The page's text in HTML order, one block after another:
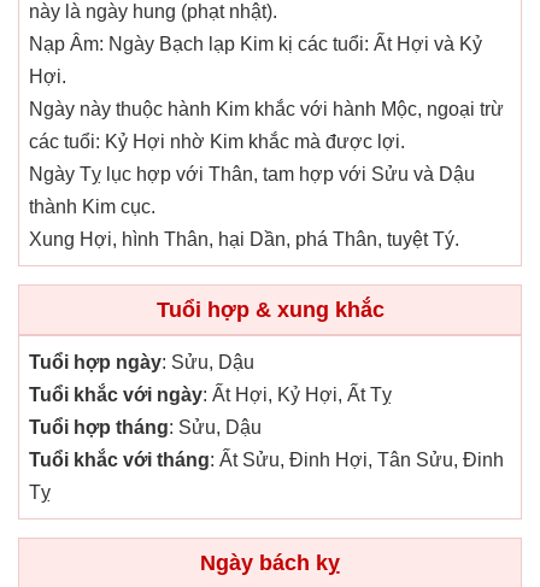
này là ngày hung (phạt nhật).
Nạp Âm: Ngày Bạch lạp Kim kị các tuổi: Ất Hợi và Kỷ
Hợi.
Ngày này thuộc hành Kim khắc với hành Mộc, ngoại trừ
các tuổi: Kỷ Hợi nhờ Kim khắc mà được lợi.
Ngày Tỵ lục hợp với Thân, tam hợp với Sửu và Dậu
thành Kim cục.
Xung Hợi, hình Thân, hại Dần, phá Thân, tuyệt Tý.
Tuổi hợp & xung khắc
Tuổi hợp ngày: Sửu, Dậu
Tuổi khắc với ngày: Ất Hợi, Kỷ Hợi, Ất Tỵ
Tuổi hợp tháng: Sửu, Dậu
Tuổi khắc với tháng: Ất Sửu, Đinh Hợi, Tân Sửu, Đinh
Tỵ
Ngày bách kỵ